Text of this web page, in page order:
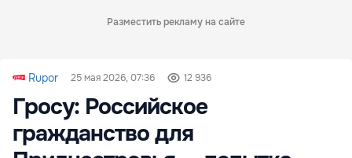
Разместить рекламу на сайте
Rupor 25 мая 2026, 07:36 12 936
Гросу: Российское
гражданство для